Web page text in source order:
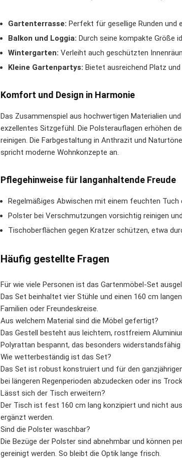
Gartenterrasse: Perfekt für gesellige Runden und
Balkon und Loggia: Durch seine kompakte Größe
Wintergarten: Verleiht auch geschützten
Kleine Gartenpartys: Bietet ausreichend Platz
Komfort und Design in Harmonie
Das Zusammenspiel aus hochwertigen Materialien
exzellentes Sitzgefühl. Die Polsterauflagen erhöhen
reinigen. Die Farbgestaltung in Anthrazit und
spricht moderne Wohnkonzepte an.
Pflegehinweise für langanhaltende Freude
Regelmäßiges Abwischen mit einem feuchten Tuch
Polster bei Verschmutzungen vorsichtig reinigen
Tischoberflächen gegen Kratzer schützen, etwa
Häufig gestellte Fragen
Für wie viele Personen ist das Gartenmöbel-Set
Das Set beinhaltet vier Stühle und einen 160 cm
Familien oder Freundeskreise.
Aus welchem Material sind die Möbel gefertigt?
Das Gestell besteht aus leichtem, rostfreiem
Polyrattan bespannt, das besonders
Wie wetterbeständig ist das Set?
Das Set ist robust konstruiert und für den
bei längeren Regenperioden abzudecken oder ins
Lässt sich der Tisch erweitern?
Der Tisch ist fest 160 cm lang konzipiert und nicht
ergänzt werden.
Sind die Polster waschbar?
Die Bezüge der Polster sind abnehmbar und können
gereinigt werden. So bleibt die Optik lange frisch.